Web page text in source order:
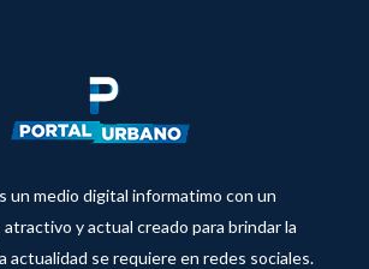
un medio digital informatimo con un
y actual creado para brindar la
actualidad se requiere en redes sociales.